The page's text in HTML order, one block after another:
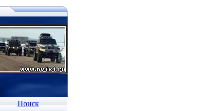
Поиск